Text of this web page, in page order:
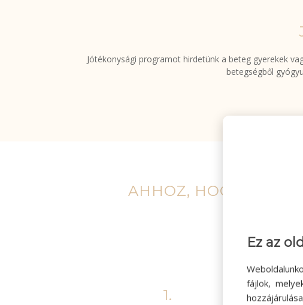
Jótékonysági programot hirdetünk a beteg gyerekek
betegségből
AHHOZ, HOGY HAJAT
1.
Ez az
fájlok,